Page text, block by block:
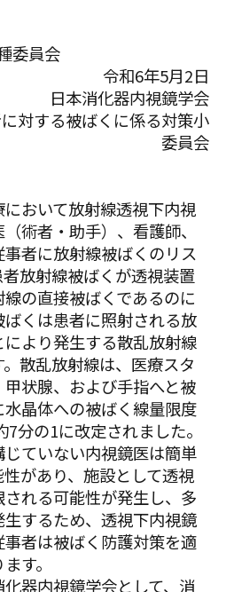
委員会
令和6年5月2日
日本消化器内視鏡学会
対する被ばくに係る対策小
委員会
おいて放射線透視下内視
術者・助手）、看護師、
者に放射線被ばくのリス
放射線被ばくが透視装置
の直接被ばくであるのに
くは患者に照射される放
より発生する散乱放射線
散乱放射線は、医療スタ
状腺、および手指へと被
晶体への被ばく線量限度
分の1に改定されました。
ていない内視鏡医は簡単
があり、施設として透視
れる可能性が発生し、多
するため、透視下内視鏡
者は被ばく防護対策を適
す。
器内視鏡学会として、消